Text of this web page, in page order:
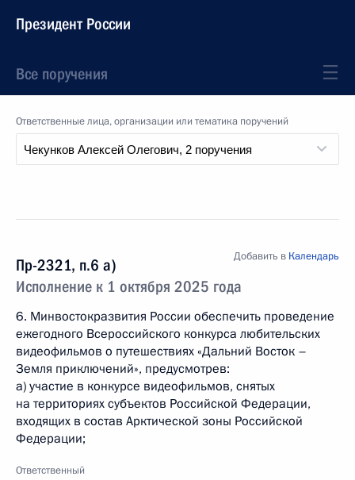
Президент России
Все поручения
Ответственные лица, организации или тематика поручений
Пр-2321, п.6 а)
Исполнение к 1 октября 2025 года
Добавить в Календарь
6. Минвостокразвития России обеспечить проведение
ежегодного Всероссийского конкурса любительских
видеофильмов о путешествиях «Дальний Восток –
Земля приключений», предусмотрев:
а) участие в конкурсе видеофильмов, снятых
на территориях субъектов Российской Федерации,
входящих в состав Арктической зоны Российской
Федерации;
Ответственный